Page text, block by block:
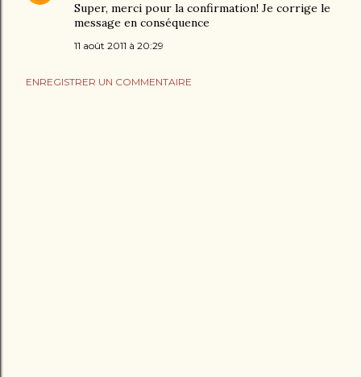
Super, merci pour la confirmation! Je corrige le
message en conséquence
11 août 2011 à 20:29
ENREGISTRER UN COMMENTAIRE